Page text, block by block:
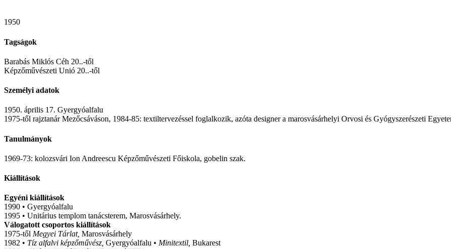
1950
Tagságok
Barabás Miklós Céh 20..-től
Képzőművészeti Unió 20..-től
Személyi adatok
1950. április 17. Gyergyóalfalu
1975-től rajztanár Mezőcsáváson, 1984-85: textiltervezéssel foglalkozik, azóta designer a marosvásárhelyi Orvosi és Gyógyszerészeti
Tanulmányok
1969-73: kolozsvári Ion Andreescu Képzőművészeti Főiskola, gobelin szak.
Kiállítások
Egyéni kiállítások
1990 • Gyergyóalfalu
1995 • Unitárius templom tanácsterem, Marosvásárhely.
Válogatott csoportos kiállítások
1975-től Megyei Tárlat, Marosvásárhely
1982 • Tíz alfalvi képzőművész, Gyergyóalfalu • Minitextil, Bukarest